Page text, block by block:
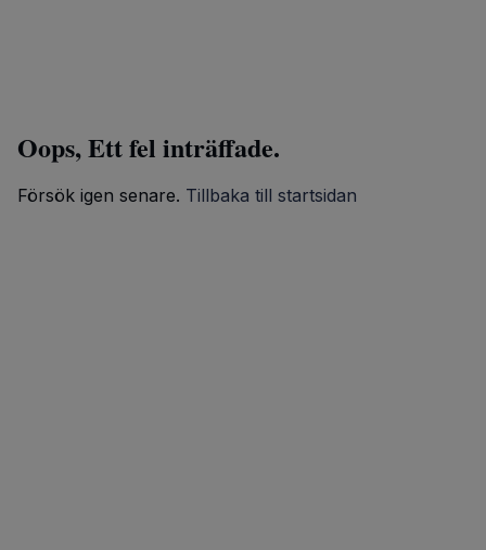
Oops, Ett fel inträffade.
Försök igen senare. Tillbaka till startsidan